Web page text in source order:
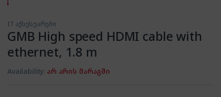
IT აქსესუარები
GMB High speed HDMI cable with
ethernet, 1.8 m
Availability: არ არის მარაგში